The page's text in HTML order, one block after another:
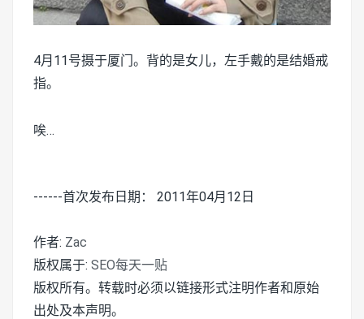
4月11号摄于厦门。背的是女儿，左手戴的是结婚戒
指。
唉…
------首次发布日期： 2011年04月12日
作者: Zac
版权属于: SEO每天一贴
版权所有。转载时必须以链接形式注明作者和原始
出处及本声明。